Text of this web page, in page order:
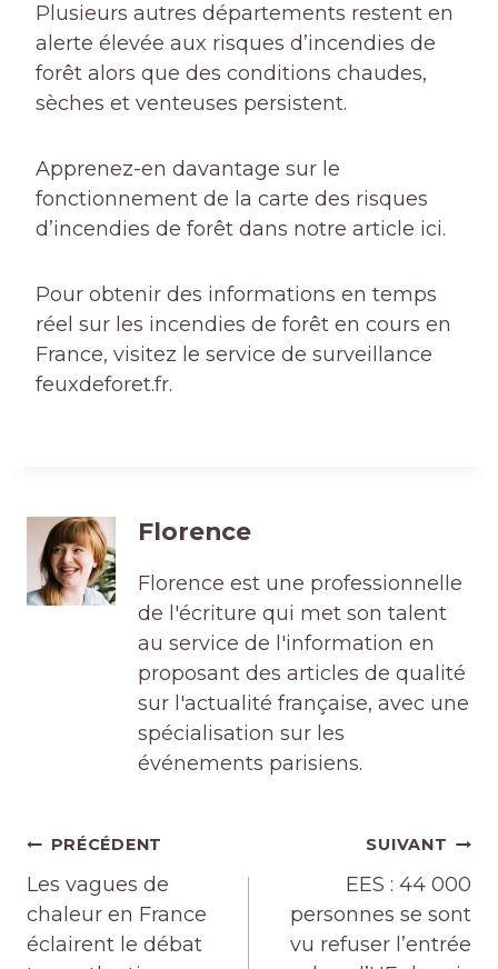
Plusieurs autres départements restent en
alerte élevée aux risques d’incendies de
forêt alors que des conditions chaudes,
sèches et venteuses persistent.
Apprenez-en davantage sur le
fonctionnement de la carte des risques
d’incendies de forêt dans notre article ici.
Pour obtenir des informations en temps
réel sur les incendies de forêt en cours en
France, visitez le service de surveillance
feuxdeforet.fr.
Florence
Florence est une professionnelle
de l'écriture qui met son talent
au service de l'information en
proposant des articles de qualité
sur l'actualité française, avec une
spécialisation sur les
événements parisiens.
Navigation
de
l’article
PRÉCÉDENT
Les vagues de
chaleur en France
éclairent le débat
SUIVANT
EES : 44 000
personnes se sont
vu refuser l’entrée